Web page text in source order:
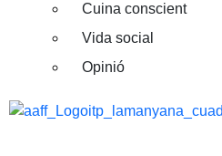
Cuina conscient
Vida social
Opinió